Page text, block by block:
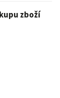
zboží